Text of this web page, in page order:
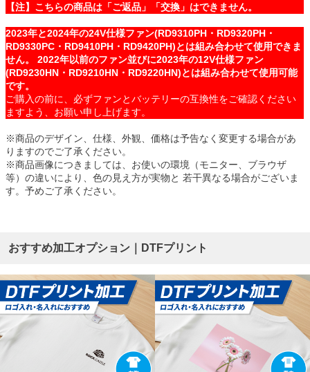
【注】こちらの商品は「ご返品」「交換」はできません。
2023年と2024年の24V仕様ファン(RD9310PH・RD9320PH・
RD9330PC・RD9410PH・RD9420PH)とは組み合わせて使用できま
せん。 2022年以前のファン並びに2023年の12V仕様ファン
(RD9230HN・RD9210HN・RD9220HN)とは組み合わせて使用可能
です。
ご購入の前に、必ずファンとバッテリーの互換性をご確認ください
ますよう、お願い申し上げます。
※商品のデザイン、仕様、外観、価格は予告なく変更する場合があ
りますのでご了承ください。
※商品画像につきましては、お使いの環境（モニター、ブラウザ
等）の違いにより、色の見え方が実物と 若干異なる場合がございま
す。予めご了承ください。
おすすめ加工オプション｜DTFプリント